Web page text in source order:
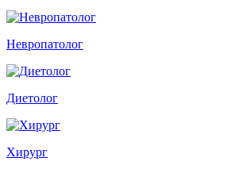
Невропатолог
Диетолог
Хирург